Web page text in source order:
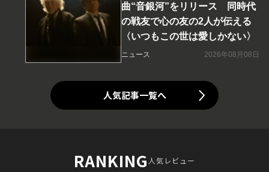
曲“音銀河”をリリース 同時代
の戦友で心の友の2人が伝える
〈いつもこの世は愛しかない〉
ニュース 2026年08月08日
人気記事一覧へ
RANKING人気レビュー